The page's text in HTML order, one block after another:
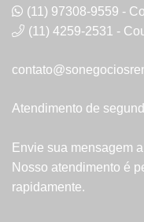
(11) 97308-9559 -
(11) 4259-2531 -
Atendimento de
Envie sua mensagem
Nosso atendimento é
rapidamente.